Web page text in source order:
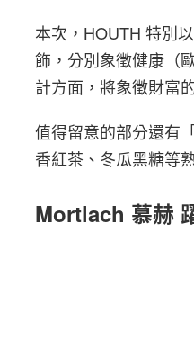
本次，HOUTH 特別
飾，分別象徵健康（
計方面，將象徵財富
值得留意的部分還有
香紅茶、冬瓜黑糖等
Mortlach 慕赫